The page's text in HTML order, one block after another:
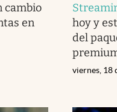
cambio
en
hoy y
del
viernes, 18